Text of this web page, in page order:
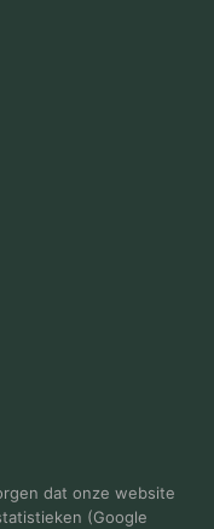
dat onze website
(Google